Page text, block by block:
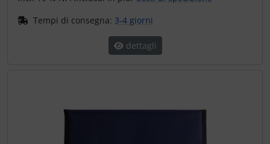
Tempi di consegna: 3-4 giorni
dettagli